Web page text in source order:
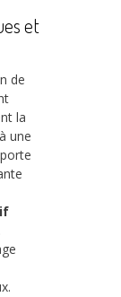
et
de
la
une